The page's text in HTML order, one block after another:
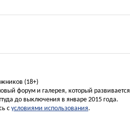
(18+)
форум и галерея, который развивается
до выключения в январе 2015 года.
с условиями использования.